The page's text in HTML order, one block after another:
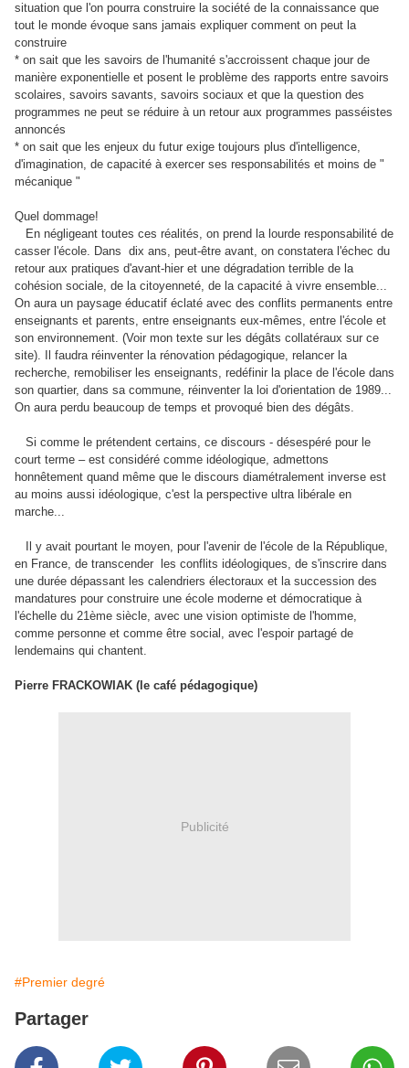
situation que l'on pourra construire la société de la connaissance que
tout le monde évoque sans jamais expliquer comment on peut la
construire
* on sait que les savoirs de l'humanité s'accroissent chaque jour de
manière exponentielle et posent le problème des rapports entre savoirs
scolaires, savoirs savants, savoirs sociaux et que la question des
programmes ne peut se réduire à un retour aux programmes passéistes
annoncés
* on sait que les enjeux du futur exige toujours plus d'intelligence,
d'imagination, de capacité à exercer ses responsabilités et moins de "
mécanique "
Quel dommage!
En négligeant toutes ces réalités, on prend la lourde responsabilité de
casser l'école. Dans dix ans, peut-être avant, on constatera l'échec du
retour aux pratiques d'avant-hier et une dégradation terrible de la
cohésion sociale, de la citoyenneté, de la capacité à vivre ensemble...
On aura un paysage éducatif éclaté avec des conflits permanents entre
enseignants et parents, entre enseignants eux-mêmes, entre l'école et
son environnement. (Voir mon texte sur les dégâts collatéraux sur ce
site). Il faudra réinventer la rénovation pédagogique, relancer la
recherche, remobiliser les enseignants, redéfinir la place de l'école dans
son quartier, dans sa commune, réinventer la loi d'orientation de 1989...
On aura perdu beaucoup de temps et provoqué bien des dégâts.
Si comme le prétendent certains, ce discours - désespéré pour le
court terme – est considéré comme idéologique, admettons
honnêtement quand même que le discours diamétralement inverse est
au moins aussi idéologique, c'est la perspective ultra libérale en
marche...
Il y avait pourtant le moyen, pour l'avenir de l'école de la République,
en France, de transcender
les conflits idéologiques, de s'inscrire dans
une durée dépassant les calendriers électoraux et la succession des
mandatures pour construire une école moderne et démocratique à
l'échelle du 21ème siècle, avec une vision optimiste de l'homme,
comme personne et comme être social, avec l'espoir partagé de
lendemains qui chantent.
Pierre FRACKOWIAK (le café pédagogique)
Publicité
#Premier degré
Partager